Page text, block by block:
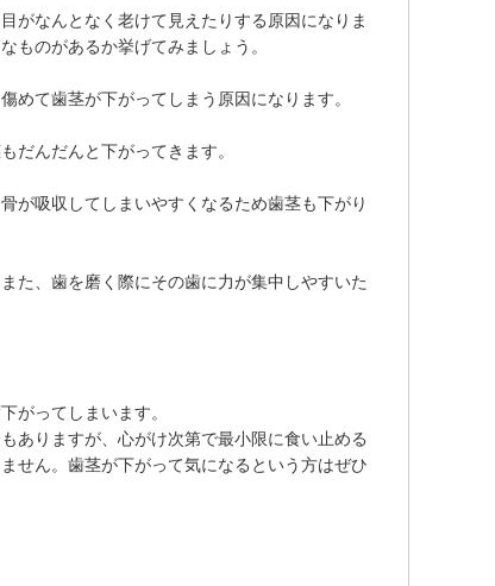
がなんとなく老けて見えたりする原因になりま
ものがあるか挙げてみましょう。
て歯茎が下がってしまう原因になります。
だんだんと下がってきます。
が吸収してしまいやすくなるため歯茎も下がり
た、歯を磨く際にその歯に力が集中しやすいた
がってしまいます。
ありますが、心がけ次第で最小限に食い止める
せん。歯茎が下がって気になるという方はぜひ